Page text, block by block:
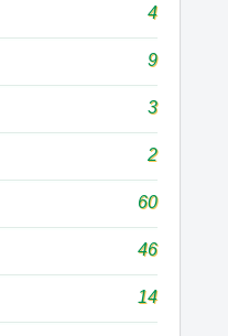
4
9
3
2
60
46
14